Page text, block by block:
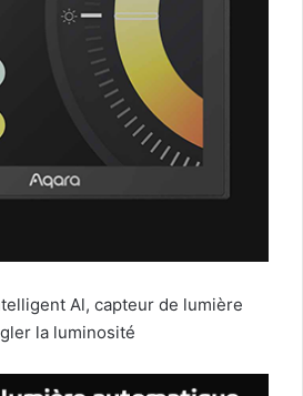
Al, capteur de lumière
la luminosité